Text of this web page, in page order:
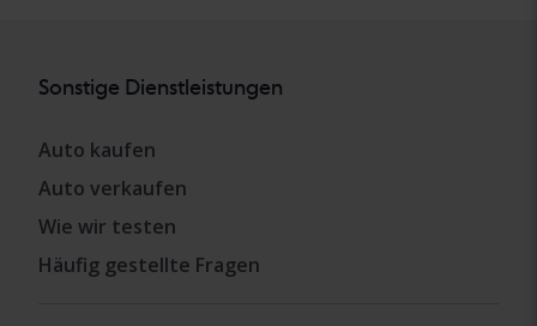
Sonstige Dienstleistungen
Auto kaufen
Auto verkaufen
Wie wir testen
Häufig gestellte Fragen